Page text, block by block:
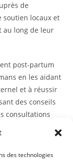
des technologies
de
soutien locaux et
au long de leur
post-partum
en les aidant
et à réussir
des conseils
consultations
et le soutien
leur bébé.